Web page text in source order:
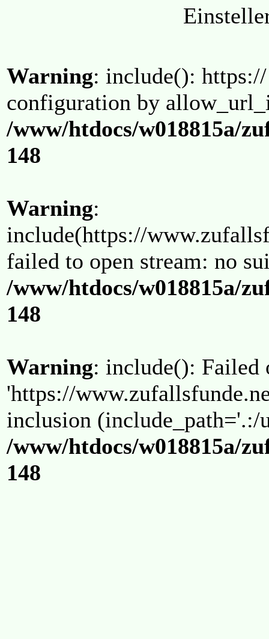
Warning: include():
configuration by
/www/htdocs/w018815a/
148
Warning:
include(https://
failed to open stream: no
/www/htdocs/w018815a/
148
Warning: include(): Failed
'https://
inclusion (include_path='.:/
/www/htdocs/w018815a/
148